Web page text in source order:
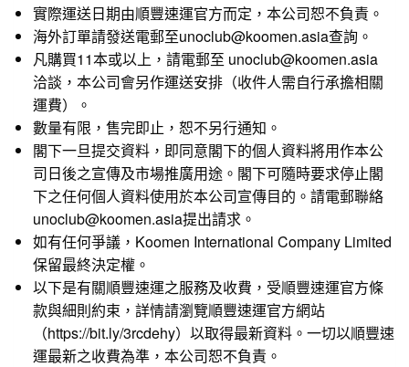
實際運送日期由順豐速運官方而定，本公司恕不負責。
海外訂單請發送電郵至unoclub@koomen.asia查詢。
凡購買11本或以上，請電郵至 unoclub@koomen.asia
洽談，本公司會另作運送安排（收件人需自行承擔相關
運費）。
數量有限，售完即止，恕不另行通知。
閣下一旦提交資料，即同意閣下的個人資料將用作本公
司日後之宣傳及市場推廣用途。閣下可隨時要求停止閣
下之任何個人資料使用於本公司宣傳目的。請電郵聯絡
unoclub@koomen.asia提出請求。
如有任何爭議，Koomen International Company Limited
保留最終決定權。
以下是有關順豐速運之服務及收費，受順豐速運官方條
款與細則約束，詳情請瀏覽順豐速運官方網站
（https://bit.ly/3rcdehy）以取得最新資料。一切以順豐速
運最新之收費為準，本公司恕不負責。